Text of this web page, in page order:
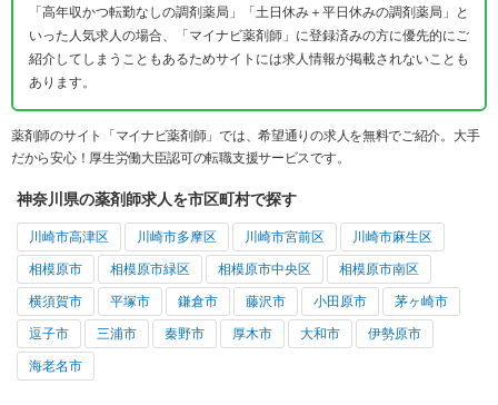
「高年収かつ転勤なしの調剤薬局」「土日休み＋平日休みの調剤薬局」と
いった人気求人の場合、「マイナビ薬剤師」に登録済みの方に優先的にご
紹介してしまうこともあるためサイトには求人情報が掲載されないことも
あります。
薬剤師のサイト「マイナビ薬剤師」では、希望通りの求人を無料でご紹介。大手
だから安心！厚生労働大臣認可の転職支援サービスです。
神奈川県の薬剤師求人を市区町村で探す
川崎市高津区 川崎市多摩区 川崎市宮前区 川崎市麻生区
相模原市 相模原市緑区 相模原市中央区 相模原市南区
横須賀市 平塚市 鎌倉市 藤沢市 小田原市 茅ヶ崎市
逗子市 三浦市 秦野市 厚木市 大和市 伊勢原市
海老名市